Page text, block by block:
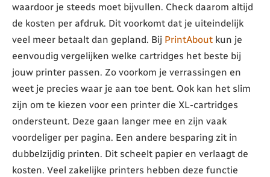
waardoor je steeds moet bijvullen. Check daarom altijd
de kosten per afdruk. Dit voorkomt dat je uiteindelijk
veel meer betaalt dan gepland. Bij PrintAbout kun je
eenvoudig vergelijken welke cartridges het beste bij
jouw printer passen. Zo voorkom je verrassingen en
weet je precies waar je aan toe bent. Ook kan het slim
zijn om te kiezen voor een printer die XL-cartridges
ondersteunt. Deze gaan langer mee en zijn vaak
voordeliger per pagina. Een andere besparing zit in
dubbelzijdig printen. Dit scheelt papier en verlaagt de
kosten. Veel zakelijke printers hebben deze functie